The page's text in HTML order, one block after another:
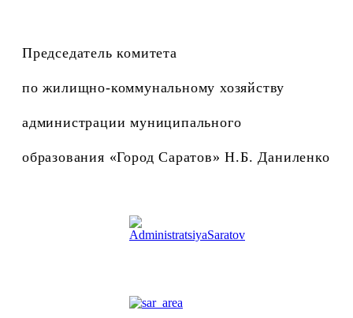
Председатель комитета
по жилищно-коммунальному хозяйству
администрации муниципального
образования «Город Саратов» Н.Б. Даниленко